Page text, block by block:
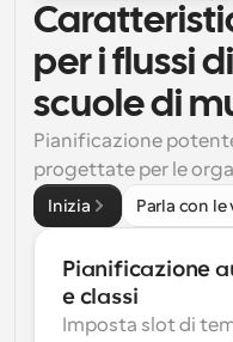
per i flussi
scuole di
Pianificazione
progettate per le
Inizia Parla con
Pianificazione
e classi
Imposta slot di